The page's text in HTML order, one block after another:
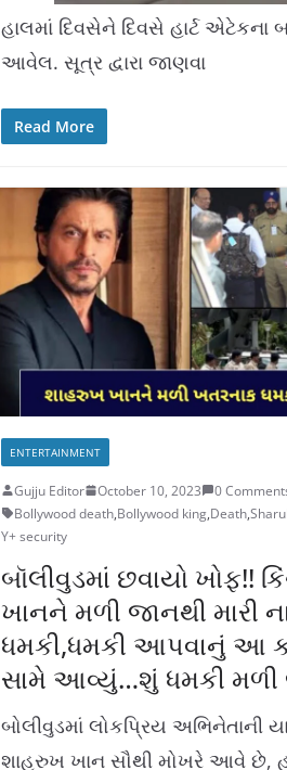
n
u
o
d
e
હાલમાં દિવસેને દિવસે હાર્ટ
આવેલ. સૂત્ર દ્વારા જાણવા
Read More
ENTERTAINMENT
Gujju Editor October 10, 2023
0
Bollywood death,Bollywood king,Death,
Y+ security
બૉલીવુડમાં છવાયો ખોફ!!
ખાનને મળી જાનથી મારી
ધમકી,ધમકી આપવાનું આ
સામે આવ્યું…શું ધમકી મળી
બોલીવુડમાં લોકપ્રિય અભિનેતાની
શાહરુખ ખાન સૌથી મોખરે આવે છે,